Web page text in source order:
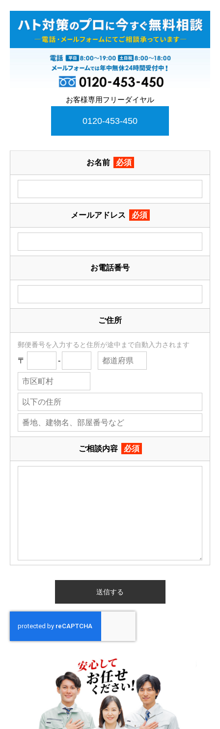
お客様専用フリーダイヤル
0120-453-450
お名前 必須
メールアドレス 必須
お電話番号
ご住所
郵便番号を入力すると住所が途中まで自動入力されます
〒 -
ご相談内容 必須